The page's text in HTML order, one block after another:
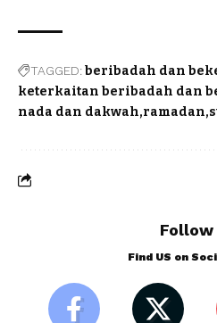
TAGGED:beribadah dan
keterkaitan beribadah dan
nada dan dakwah ramadan
Follow
Find US on